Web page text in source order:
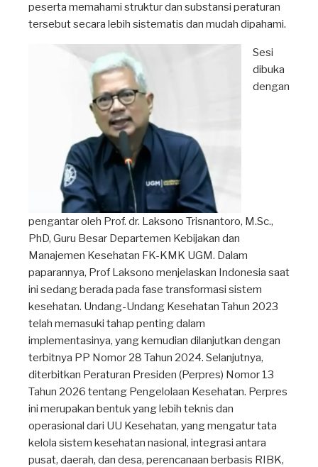
peserta memahami struktur dan substansi peraturan
tersebut secara lebih sistematis dan mudah dipahami.
Sesi
dibuka
dengan
pengantar oleh Prof. dr. Laksono Trisnantoro, M.Sc.,
PhD, Guru Besar Departemen Kebijakan dan
Manajemen Kesehatan FK-KMK UGM. Dalam
paparannya, Prof Laksono menjelaskan Indonesia saat
ini sedang berada pada fase transformasi sistem
kesehatan. Undang-Undang Kesehatan Tahun 2023
telah memasuki tahap penting dalam
implementasinya, yang kemudian dilanjutkan dengan
terbitnya PP Nomor 28 Tahun 2024. Selanjutnya,
diterbitkan Peraturan Presiden (Perpres) Nomor 13
Tahun 2026 tentang Pengelolaan Kesehatan. Perpres
ini merupakan bentuk yang lebih teknis dan
operasional dari UU Kesehatan, yang mengatur tata
kelola sistem kesehatan nasional, integrasi antara
pusat, daerah, dan desa, perencanaan berbasis RIBK,